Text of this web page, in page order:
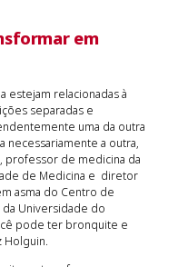
em
estejam relacionadas à
separadas e
uma da outra
necessariamente a outra,
professor de medicina da
de Medicina e diretor
asma do Centro de
Universidade do
pode ter bronquite e
Holguin.